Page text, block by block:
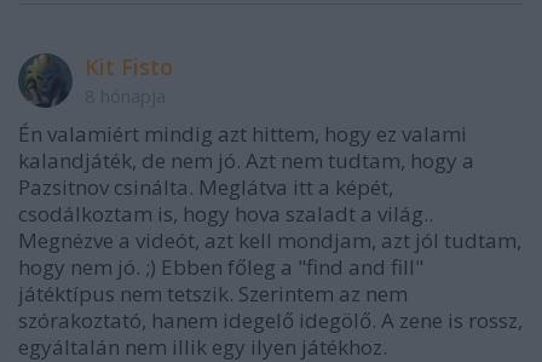
Kit Fisto
Én valamiért mindig azt hittem, hogy ez valami
kalandjáték, de nem jó. Azt nem tudtam, hogy a
Pazsitnov csinálta. Meglátva itt a képét,
csodálkoztam is, hogy hova szaladt a világ..
Megnézve a videót, azt kell mondjam, azt jól tudtam,
hogy nem jó. ;) Ebben főleg a "find and fill"
játéktípus nem tetszik. Szerintem az nem
szórakoztató, hanem idegelő idegölő. A zene is rossz,
egyáltalán nem illik egy ilyen játékhoz.